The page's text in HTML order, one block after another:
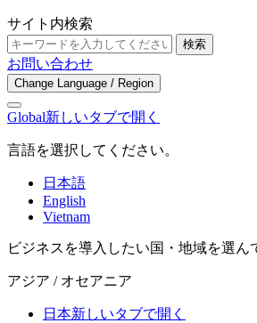
サイト内検索
検索
お問い合わせ
Change Language / Region
Global新しいタブで開く
言語を選択してください。
日本語
English
Vietnam
ビジネスを導入したい国・地域を選ん
アジア / オセアニア
日本新しいタブで開く